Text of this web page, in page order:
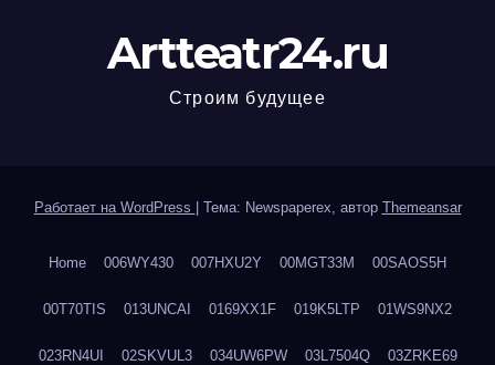
Artteatr24.ru
Строим будущее
Работает на WordPress Тема: Newspaperex, автор Themeansar
Home 006WY430 007HXU2Y 00MGT33M 00SAOS5H
00T70TIS 013UNCAI 0169XX1F 019K5LTP 01WS9NX2
023RN4UI 02SKVUL3 034UW6PW 03L7504Q 03ZRKE69